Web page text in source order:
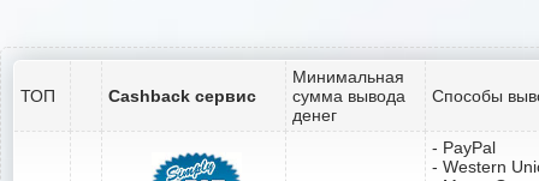
ТОП Cashback сервис
Минимальная
сумма вывода
денег
Способы
- PayPal
- Western